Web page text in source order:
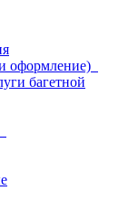
оформление)
багетной